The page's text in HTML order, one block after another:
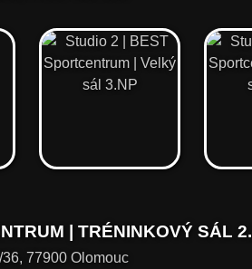
| TRÉNINKOVÝ SÁL
77900 Olomouc